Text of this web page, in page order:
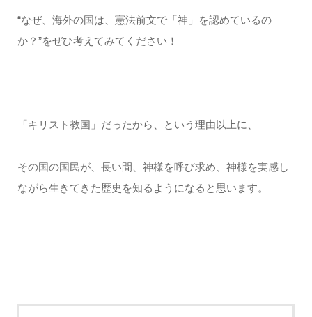
“なぜ、海外の国は、憲法前文で「神」を認めているの
か？”をぜひ考えてみてください！
「キリスト教国」だったから、という理由以上に、
その国の国民が、長い間、神様を呼び求め、神様を実感し
ながら生きてきた歴史を知るようになると思います。